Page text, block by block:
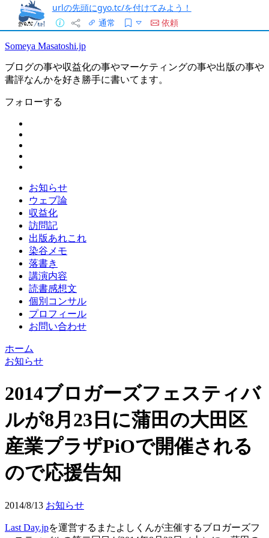
urlの先頭にgyo.tc/を付けてみよう！
通常
依頼